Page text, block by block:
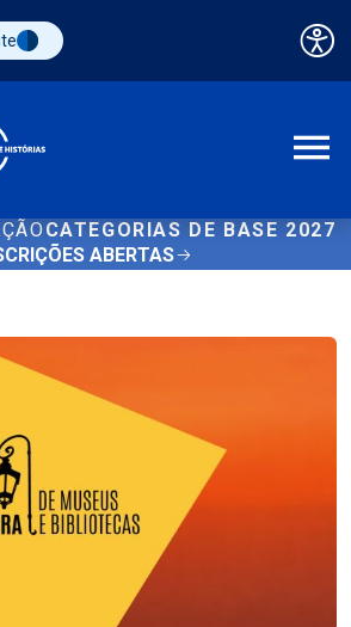
contraste
CATEGORIAS DE BASE 2027
ABERTAS